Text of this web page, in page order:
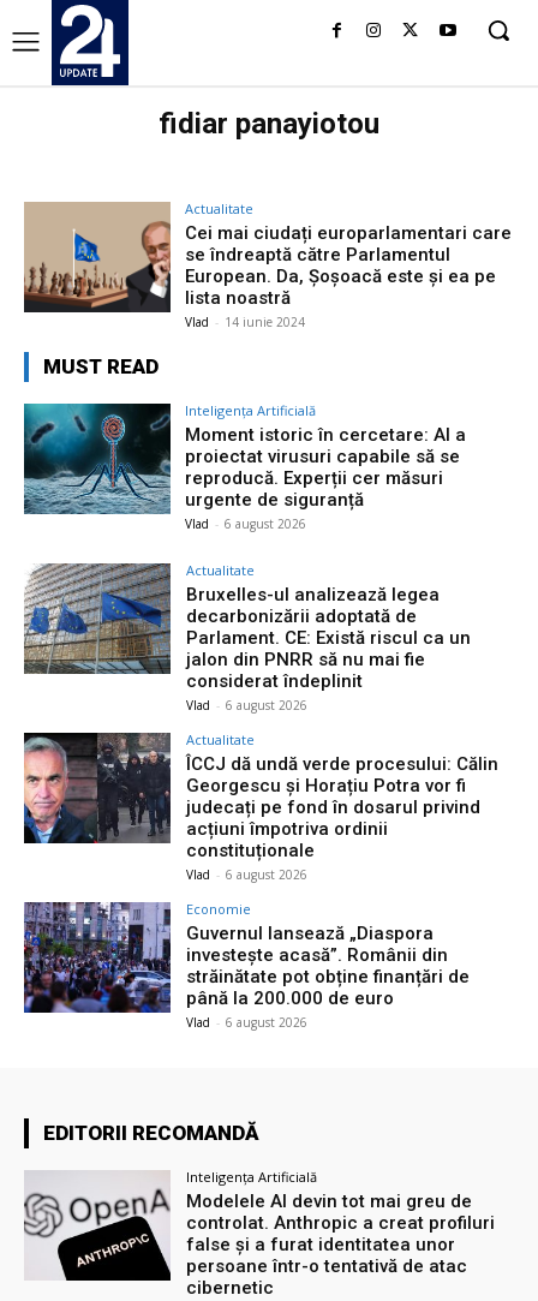
fidiar panayiotou
Actualitate
Cei mai ciudați europarlamentari care
se îndreaptă către Parlamentul
European. Da, Șoșoacă este și ea pe
lista noastră
Vlad - 14 iunie 2024
MUST READ
Inteligența Artificială
Moment istoric în cercetare: AI a
proiectat virusuri capabile să se
reproducă. Experții cer măsuri
urgente de siguranță
Vlad - 6 august 2026
Actualitate
Bruxelles-ul analizează legea
decarbonizării adoptată de
Parlament. CE: Există riscul ca un
jalon din PNRR să nu mai fie
considerat îndeplinit
Vlad - 6 august 2026
Actualitate
ÎCCJ dă undă verde procesului: Călin
Georgescu și Horațiu Potra vor fi
judecați pe fond în dosarul privind
acțiuni împotriva ordinii
constituționale
Vlad - 6 august 2026
Economie
Guvernul lansează „Diaspora
investește acasă”. Românii din
străinătate pot obține finanțări de
până la 200.000 de euro
Vlad - 6 august 2026
EDITORII RECOMANDĂ
Inteligența Artificială
Modelele AI devin tot mai greu de
controlat. Anthropic a creat profiluri
false și a furat identitatea unor
persoane într-o tentativă de atac
cibernetic